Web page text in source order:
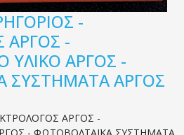
-
ΑΡΓΟΣ -
ΥΛΙΚΟ ΑΡΓΟΣ -
ΣΥΣΤΗΜΑΤΑ ΑΡΓΟΣ
ΑΡΓΟΣ -
- ΦΩΤΟΒΟΛΤΑΪΚΑ ΣΥΣΤΗΜΑΤΑ